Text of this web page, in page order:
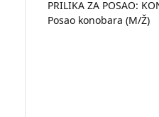
PRILIKA ZA POSAO:
Posao konobara (M/Ž)